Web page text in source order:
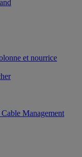
et nourrice
Management